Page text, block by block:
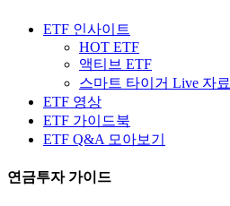
ETF 인사이트
HOT ETF
액티브 ETF
스마트 타이거 Live 자료
ETF 영상
ETF 가이드북
ETF Q&A 모아보기
연금투자 가이드